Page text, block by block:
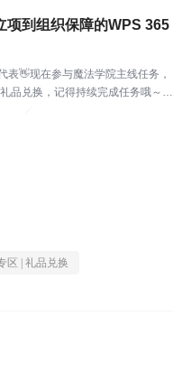
项到组织保障的WPS 365
表👋现在参与魔法学院主线任务，
品兑换，记得持续完成任务哦～💡
互联网业务提效指南：从招标立
区 | 礼品兑换